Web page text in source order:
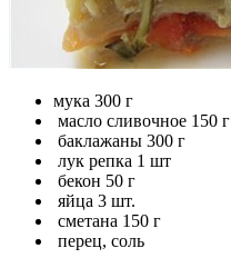
мука 300 г
масло сливочное 150 г
баклажаны 300 г
лук репка 1 шт
бекон 50 г
яйца 3 шт.
сметана 150 г
перец, соль